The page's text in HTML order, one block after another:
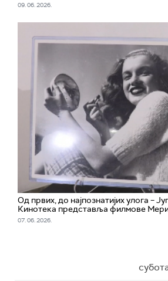
09. 06. 2026.
Од првих, до најпознатијих улога –
Кинотека представља филмове
07. 06. 2026.